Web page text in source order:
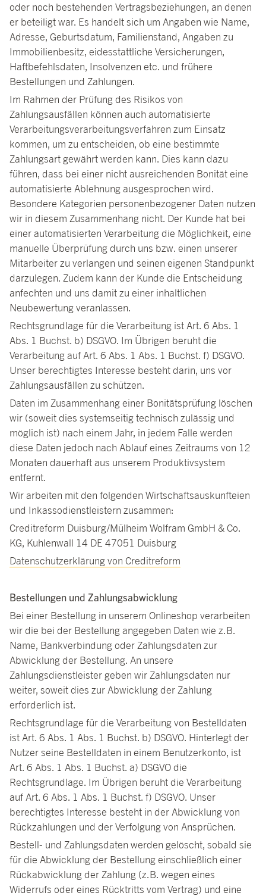
oder noch bestehenden Vertragsbeziehungen, an denen
er beteiligt war. Es handelt sich um Angaben wie Name,
Adresse, Geburtsdatum, Familienstand, Angaben zu
Immobilienbesitz, eidesstattliche Versicherungen,
Haftbefehlsdaten, Insolvenzen etc. und frühere
Bestellungen und Zahlungen.
Im Rahmen der Prüfung des Risikos von
Zahlungsausfällen können auch automatisierte
Verarbeitungsverarbeitungsverfahren zum Einsatz
kommen, um zu entscheiden, ob eine bestimmte
Zahlungsart gewährt werden kann. Dies kann dazu
führen, dass bei einer nicht ausreichenden Bonität eine
automatisierte Ablehnung ausgesprochen wird.
Besondere Kategorien personenbezogener Daten nutzen
wir in diesem Zusammenhang nicht. Der Kunde hat bei
einer automatisierten Verarbeitung die Möglichkeit, eine
manuelle Überprüfung durch uns bzw. einen unserer
Mitarbeiter zu verlangen und seinen eigenen Standpunkt
darzulegen. Zudem kann der Kunde die Entscheidung
anfechten und uns damit zu einer inhaltlichen
Neubewertung veranlassen.
Rechtsgrundlage für die Verarbeitung ist Art. 6 Abs. 1
Abs. 1 Buchst. b) DSGVO. Im Übrigen beruht die
Verarbeitung auf Art. 6 Abs. 1 Abs. 1 Buchst. f) DSGVO.
Unser berechtigtes Interesse besteht darin, uns vor
Zahlungsausfällen zu schützen.
Daten im Zusammenhang einer Bonitätsprüfung löschen
wir (soweit dies systemseitig technisch zulässig und
möglich ist) nach einem Jahr, in jedem Falle werden
diese Daten jedoch nach Ablauf eines Zeitraums von 12
Monaten dauerhaft aus unserem Produktivsystem
entfernt.
Wir arbeiten mit den folgenden Wirtschaftsauskunfteien
und Inkassodienstleistern zusammen:
Creditreform Duisburg/Mülheim Wolfram GmbH & Co.
KG, Kuhlenwall 14 DE 47051 Duisburg
Datenschutzerklärung von Creditreform
Bestellungen und Zahlungsabwicklung
Bei einer Bestellung in unserem Onlineshop verarbeiten
wir die bei der Bestellung angegeben Daten wie z.B.
Name, Bankverbindung oder Zahlungsdaten zur
Abwicklung der Bestellung. An unsere
Zahlungsdienstleister geben wir Zahlungsdaten nur
weiter, soweit dies zur Abwicklung der Zahlung
erforderlich ist.
Rechtsgrundlage für die Verarbeitung von Bestelldaten
ist Art. 6 Abs. 1 Abs. 1 Buchst. b) DSGVO. Hinterlegt der
Nutzer seine Bestelldaten in einem Benutzerkonto, ist
Art. 6 Abs. 1 Abs. 1 Buchst. a) DSGVO die
Rechtsgrundlage. Im Übrigen beruht die Verarbeitung
auf Art. 6 Abs. 1 Abs. 1 Buchst. f) DSGVO. Unser
berechtigtes Interesse besteht in der Abwicklung von
Rückzahlungen und der Verfolgung von Ansprüchen.
Bestell- und Zahlungsdaten werden gelöscht, sobald sie
für die Abwicklung der Bestellung einschließlich einer
Rückabwicklung der Zahlung (z.B. wegen eines
Widerrufs oder eines Rücktritts vom Vertrag) und eine